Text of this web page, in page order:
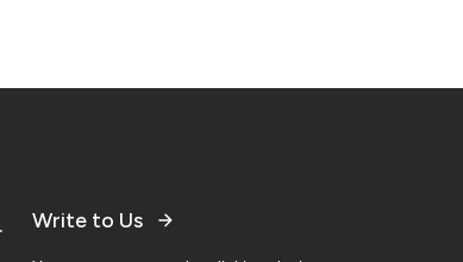
Write to Us